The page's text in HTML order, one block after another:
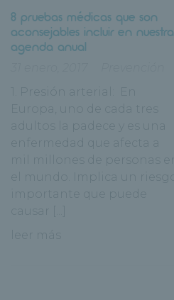
8 pruebas médicas que son
aconsejables incluir en nuestra
agenda anual
1. Presión arterial: En
Europa, uno de cada tres
adultos la padece y es una
enfermedad que afecta a
mil millones de personas en
el mundo. Implica un riesgo
importante que puede
causar [...]
leer más